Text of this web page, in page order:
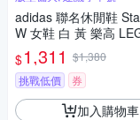
adidas 聯名休閒鞋
W 女鞋 白 黃 樂高
史密斯 愛迪達 GX7203
$1,311 $1,380
挑戰低價
券
加入購物車